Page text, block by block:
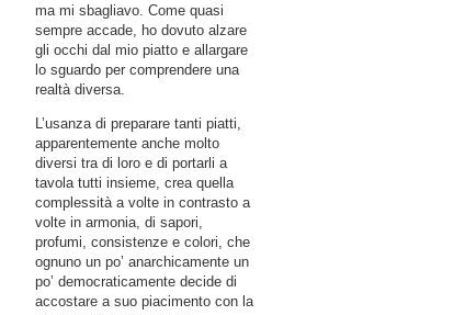
ma mi sbagliavo. Come quasi
sempre accade, ho dovuto alzare
gli occhi dal mio piatto e allargare
lo sguardo per comprendere una
realtà diversa.
L’usanza di preparare tanti piatti,
apparentemente anche molto
diversi tra di loro e di portarli a
tavola tutti insieme, crea quella
complessità a volte in contrasto a
volte in armonia, di sapori,
profumi, consistenze e colori, che
ognuno un po’ anarchicamente un
po’ democraticamente decide di
accostare a suo piacimento con la